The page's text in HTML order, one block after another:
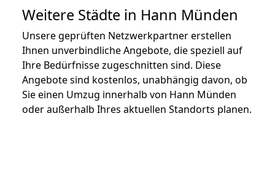
Weitere Städte in Hann Münden
Unsere geprüften Netzwerkpartner erstellen
Ihnen unverbindliche Angebote, die speziell auf
Ihre Bedürfnisse zugeschnitten sind. Diese
Angebote sind kostenlos, unabhängig davon, ob
Sie einen Umzug innerhalb von Hann Münden
oder außerhalb Ihres aktuellen Standorts planen.